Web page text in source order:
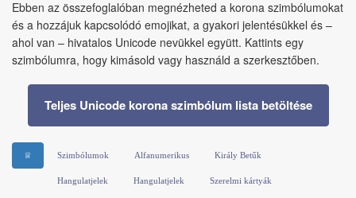
Ebben az összefoglalóban megnézheted a korona szimbólumokat
és a hozzájuk kapcsolódó emojikat, a gyakori jelentésükkel és –
ahol van – hivatalos Unicode nevükkel együtt. Kattints egy
szimbólumra, hogy kimásold vagy használd a szerkesztőben.
Teljes Unicode korona szimbólum lista betöltése
♕ Szimbólumok Alfanumerikus Király Betűk
Hangulatjelek Hangulatjelek Szerelmi kártyák